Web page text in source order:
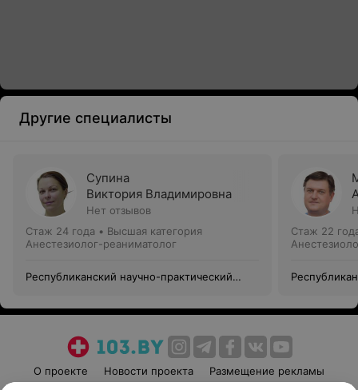
Другие специалисты
Супина
Виктория Владимировна
Нет отзывов
Стаж 24 года • Высшая категория
Анестезиолог-реаниматолог
Республиканский научно-практический
Стаж 22
О проекте Новости проекта
Размещение рекламы